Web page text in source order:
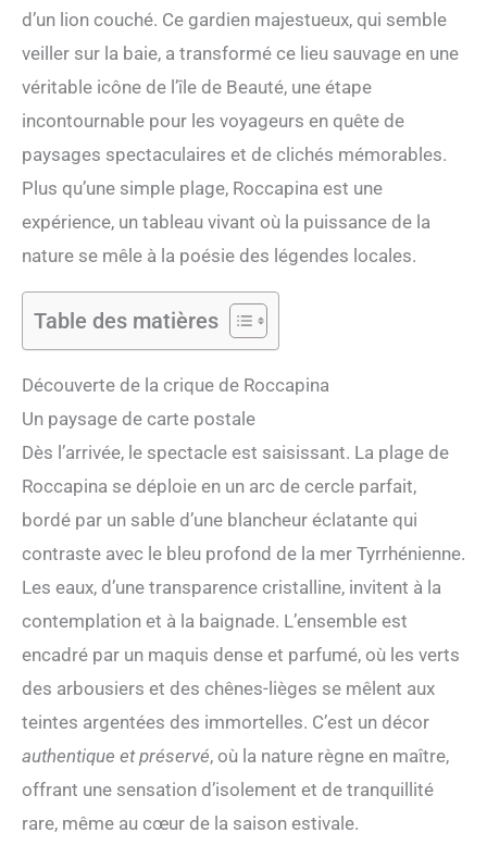
d’un lion couché. Ce gardien majestueux, qui semble
veiller sur la baie, a transformé ce lieu sauvage en une
véritable icône de l’île de Beauté, une étape
incontournable pour les voyageurs en quête de
paysages spectaculaires et de clichés mémorables.
Plus qu’une simple plage, Roccapina est une
expérience, un tableau vivant où la puissance de la
nature se mêle à la poésie des légendes locales.
Table des matières
Découverte de la crique de Roccapina
Un paysage de carte postale
Dès l’arrivée, le spectacle est saisissant. La plage de
Roccapina se déploie en un arc de cercle parfait,
bordé par un sable d’une blancheur éclatante qui
contraste avec le bleu profond de la mer Tyrrhénienne.
Les eaux, d’une transparence cristalline, invitent à la
contemplation et à la baignade. L’ensemble est
encadré par un maquis dense et parfumé, où les verts
des arbousiers et des chênes-lièges se mêlent aux
teintes argentées des immortelles. C’est un décor
authentique et préservé, où la nature règne en maître,
offrant une sensation d’isolement et de tranquillité
rare, même au cœur de la saison estivale.